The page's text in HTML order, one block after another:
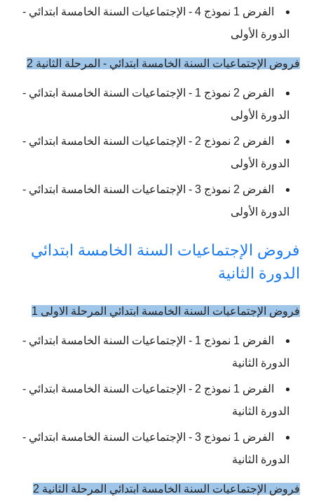
الفرض 1 نموذج 4 - الإجتماعيات السنة الخامسة ابتدائي -
الدورة الأولى
فروض الإجتماعيات السنة الخامسة ابتدائي - المرحلة الثانية 2
الفرض 2 نموذج 1 - الإجتماعيات السنة الخامسة ابتدائي -
الدورة الأولى
الفرض 2 نموذج 2 - الإجتماعيات السنة الخامسة ابتدائي -
الدورة الأولى
الفرض 2 نموذج 3 - الإجتماعيات السنة الخامسة ابتدائي -
الدورة الأولى
فروض الإجتماعيات السنة الخامسة ابتدائي
الدورة الثانية
فروض الإجتماعيات السنة الخامسة ابتدائي المرحلة الاولى 1
الفرض 1 نموذج 1 - الإجتماعيات السنة الخامسة ابتدائي -
الدورة الثانية
الفرض 1 نموذج 2 - الإجتماعيات السنة الخامسة ابتدائي -
الدورة الثانية
الفرض 1 نموذج 3 - الإجتماعيات السنة الخامسة ابتدائي -
الدورة الثانية
فروض الإجتماعيات السنة الخامسة ابتدائي المرحلة الثانية 2